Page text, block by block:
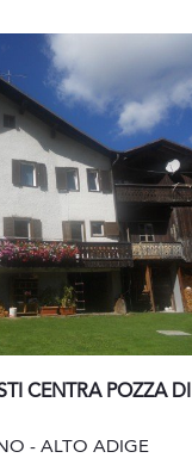
CENTRA POZZA DI
- ALTO ADIGE